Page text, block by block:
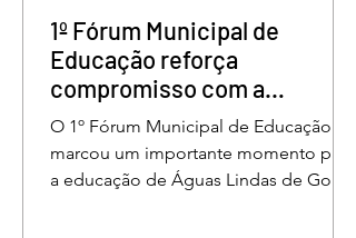
Bueno (PT), com 3%, e
1º Fórum Municipal de
Educação reforça
compromisso com a
valorização dos educadores
em Águas Lindas
O 1º Fórum Municipal de Educação
marcou um importante momento para
a educação de Águas Lindas de Goiás,